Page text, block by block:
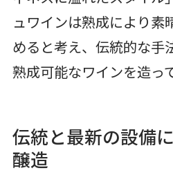
ュワインは熟成により素
めると考え、伝統的な手
熟成可能なワインを造っ
伝統と最新の設備
醸造